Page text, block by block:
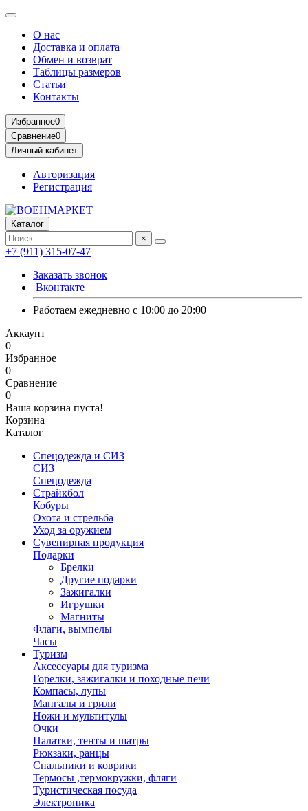
О нас
Доставка и оплата
Обмен и возврат
Таблицы размеров
Статьи
Контакты
Избранное0
Сравнение0
Личный кабинет
Авторизация
Регистрация
Каталог
×
+7 (911) 315-07-47
Заказать звонок
Вконтакте
Работаем ежедневно с 10:00 до 20:00
Аккаунт
0
Избранное
0
Сравнение
0
Ваша корзина пуста!
Корзина
Каталог
Спецодежда и СИЗ
СИЗ
Спецодежда
Страйкбол
Кобуры
Охота и стрельба
Уход за оружием
Сувенирная продукция
Подарки
Брелки
Другие подарки
Зажигалки
Игрушки
Магниты
Флаги, вымпелы
Часы
Туризм
Аксессуары для туризма
Горелки, зажигалки и походные печи
Компасы, лупы
Мангалы и грили
Ножи и мультитулы
Очки
Палатки, тенты и шатры
Рюкзаки, ранцы
Спальники и коврики
Термосы ,термокружки, фляги
Туристическая посуда
Электроника